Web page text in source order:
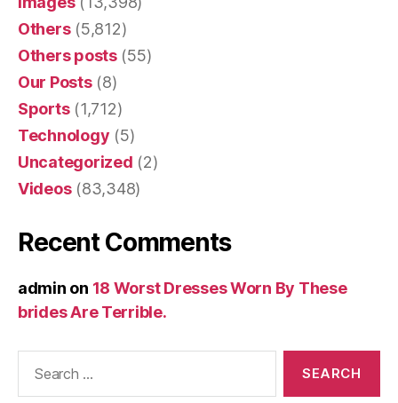
Others(5,812)
Others posts(55)
Our Posts(8)
Sports(1,712)
Technology (5)
Uncategorized (2)
Videos(83,348)
Recent Comments
admin on 18 Worst Dresses Worn By These
brides Are Terrible.